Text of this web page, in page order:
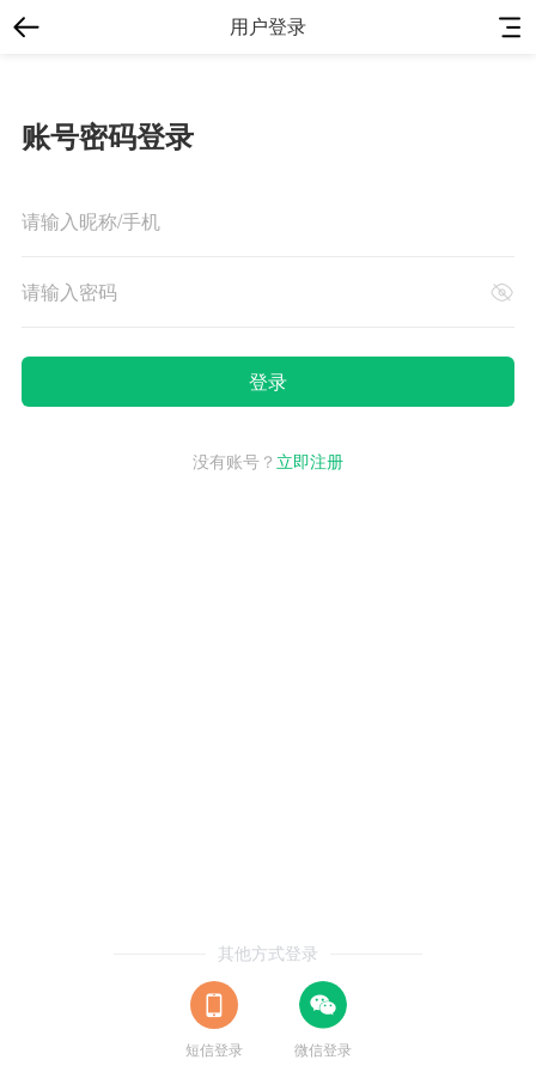
用户登录
账号密码登录
没有账号？ 立即注册
其他方式登录
短信登录 微信登录